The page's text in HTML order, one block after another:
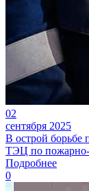
02
сентября 2025
В острой борьбе
ТЭЦ по пожарно-
Подробнее
0